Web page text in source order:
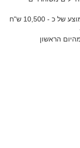
- 10,500 ש"ח
הראשון